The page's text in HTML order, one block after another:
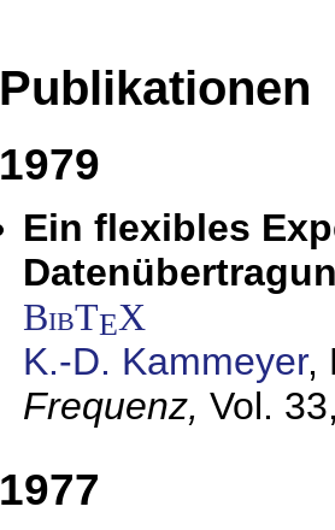
Publikationen
1979
Ein flexibles
BibTEX
K.-D. Kammeyer,
Frequenz, Vol.
1977